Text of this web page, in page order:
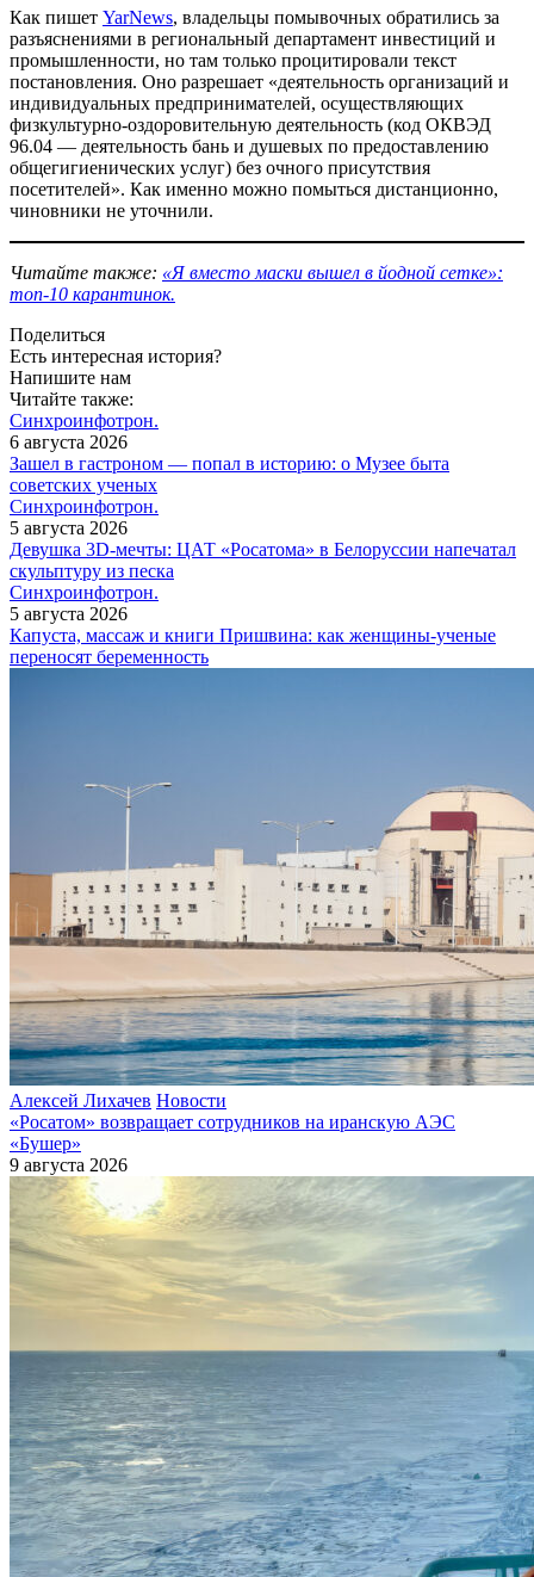
Как пишет YarNews, владельцы помывочных обратились за
разъяснениями в региональный департамент инвестиций и
промышленности, но там только процитировали текст
постановления. Оно разрешает «деятельность организаций и
индивидуальных предпринимателей, осуществляющих
физкультурно-оздоровительную деятельность (код ОКВЭД
96.04 — деятельность бань и душевых по предоставлению
общегигиенических услуг) без очного присутствия
посетителей». Как именно можно помыться дистанционно,
чиновники не уточнили.
Читайте также: «Я вместо маски вышел в йодной сетке»:
топ-10 карантинок.
Поделиться
Есть интересная история?
Напишите нам
Читайте также:
Синхроинфотрон.
6 августа 2026
Зашел в гастроном — попал в историю: о Музее быта
советских ученых
Синхроинфотрон.
5 августа 2026
Девушка 3D-мечты: ЦАТ «Росатома» в Белоруссии напечатал
скульптуру из песка
Синхроинфотрон.
5 августа 2026
Капуста, массаж и книги Пришвина: как женщины-ученые
переносят беременность
Алексей Лихачев Новости
«Росатом» возвращает сотрудников на иранскую АЭС
«Бушер»
9 августа 2026